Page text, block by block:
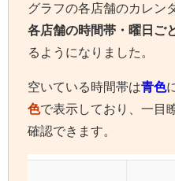
グラフの各店舗のカレン
各店舗の時間帯・曜日ご
るようになりました。
空いている時間帯は青色
色で表示しており、一目
確認できます。